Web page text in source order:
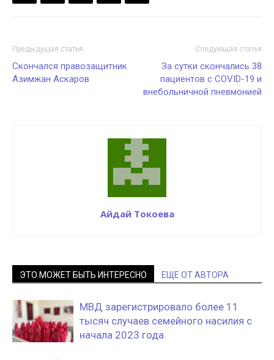
Предыдущая статья
Скончался правозащитник
Азимжан Аскаров
Следующая статья
За сутки скончались 38
пациентов с COVID-19 и
внебольничной пневмонией
Айдай Токоева
ЭТО МОЖЕТ БЫТЬ ИНТЕРЕСНО ЕЩЕ ОТ АВТОРА
МВД зарегистрировало более 11
тысяч случаев семейного насилия с
начала 2023 года